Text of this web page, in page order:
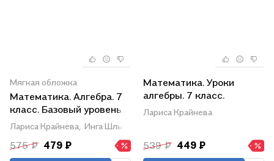
Мягкая обложка
Математика. Алгебра. 7
класс. Базовый уровень.
Рабочая тетрадь. В двух
частях. Часть 2. Учебное
пособие. ФГОС 2021
Лариса Крайнева, Инга Шлыкова,
575 ₽ 479 ₽
Математика. Уроки
алгебры. 7 класс.
Базовый уровень.
Учебное пособие
Лариса Крайнева
539 ₽ 449 ₽